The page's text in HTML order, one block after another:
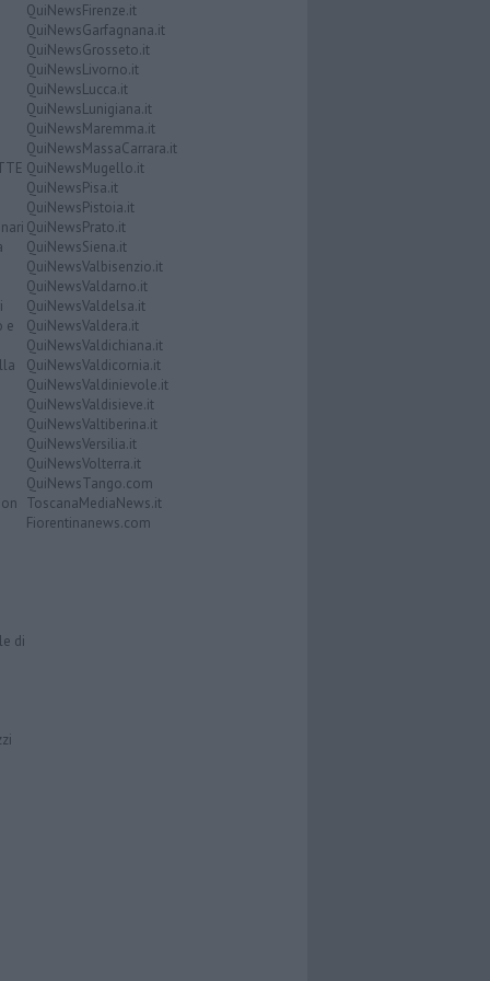
e
di
QuiNewsFirenze.it
QuiNewsGarfagnana.it
QuiNewsGrosseto.it
QuiNewsLivorno.it
QuiNewsLucca.it
QuiNewsLunigiana.it
QuiNewsMaremma.it
QuiNewsMassaCarrara.it
QuiNewsMugello.it
QuiNewsPisa.it
QuiNewsPistoia.it
QuiNewsPrato.it
QuiNewsSiena.it
QuiNewsValbisenzio.it
QuiNewsValdarno.it
QuiNewsValdelsa.it
QuiNewsValdera.it
QuiNewsValdichiana.it
QuiNewsValdicornia.it
QuiNewsValdinievole.it
QuiNewsValdisieve.it
QuiNewsValtiberina.it
QuiNewsVersilia.it
QuiNewsVolterra.it
QuiNewsTango.com
ToscanaMediaNews.it
Fiorentinanews.com